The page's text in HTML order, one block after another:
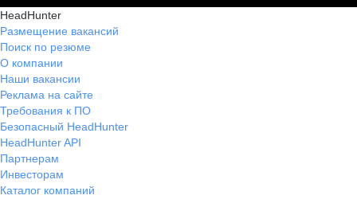
HeadHunter
Размещение вакансий
Поиск по резюме
О компании
Наши вакансии
Реклама на сайте
Требования к ПО
Безопасный HeadHunter
HeadHunter API
Партнерам
Инвесторам
Каталог компаний